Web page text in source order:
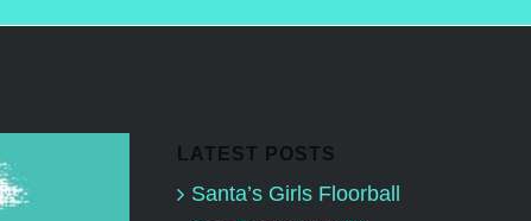
LATEST POSTS
Santa’s Girls Floorball